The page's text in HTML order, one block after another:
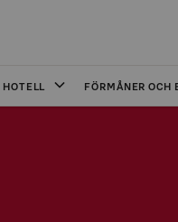
HOTELL FÖRMÅNER OCH